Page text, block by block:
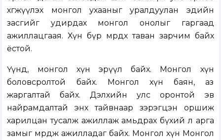
хөгжүүлэх монгол ухааныг уралдуулан эдийн
засгийг удирдах монгол онолыг гаргаад
ажиллацгаая. Хүн бүр мөрдөх таван зарчим байх
ёстой.
Үүнд, монгол хүн эрүүл байх. Монгол хүн
боловсролтой байх. Монгол хүн баян, аз
жаргалтай байх. Дэлхийн улс оронтой эв
найрамдалтай энх тайвнаар зэрэгцэн оршиж
харилцан тусалж ажиллаж амьдрах бүхий л арга
замыг мөрдөж ажилладаг байх. Монгол хүн Монгол